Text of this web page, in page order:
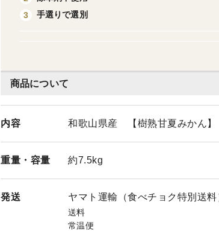
商品について
内容 和歌山県産 【樹熟甘夏みかん
重量・ 容量 約7.5kg
発送 ヤマト運輸（食べチョク特別送料
送料
常温便
3
手選りで選別